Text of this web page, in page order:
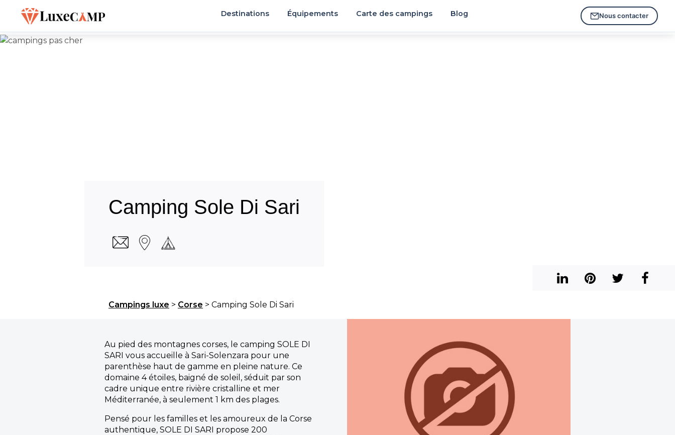
Destinations Équipements Carte des campings Blog Nous contacter
Camping Sole Di Sari
Campings luxe > Corse > Camping Sole Di Sari
Au pied des montagnes corses, le camping SOLE DI
SARI vous accueille à Sari-Solenzara pour une
parenthèse haut de gamme en pleine nature. Ce
domaine 4 étoiles, baigné de soleil, séduit par son
cadre unique entre rivière cristalline et mer
Méditerranée, à seulement 1 km des plages.
Pensé pour les familles et les amoureux de la Corse
authentique, SOLE DI SARI propose 200